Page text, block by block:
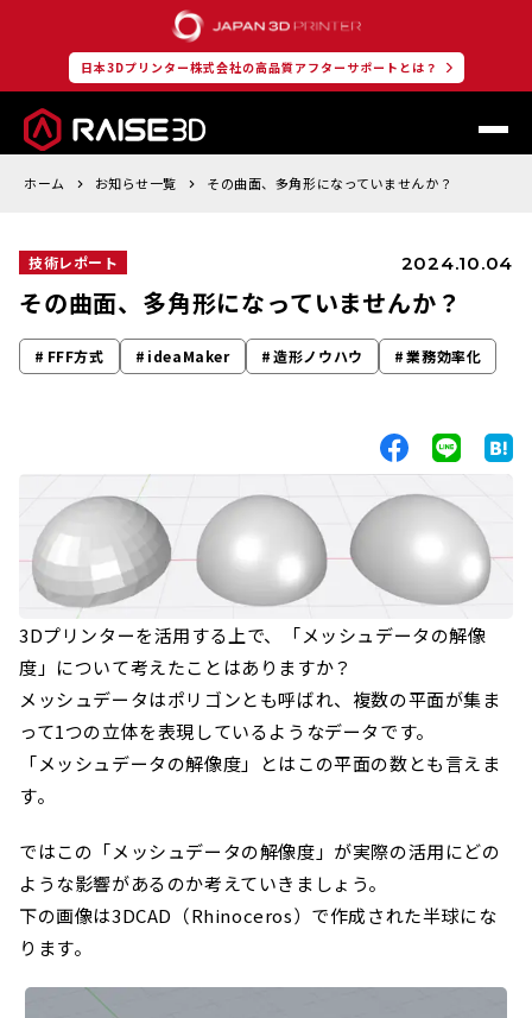
日本3Dプリンター株式会社の高品質アフターサポートとは？
ホーム お知らせ一覧 その曲面、多角形になっていませんか？
技術レポート 2024.10.04
その曲面、多角形になっていませんか？
FFF方式 ideaMaker 造形ノウハウ 業務効率化
3Dプリンターを活用する上で、「メッシュデータの解像
度」について考えたことはありますか？
メッシュデータはポリゴンとも呼ばれ、複数の平面が集ま
って1つの立体を表現しているようなデータです。
「メッシュデータの解像度」とはこの平面の数とも言えま
す。
ではこの「メッシュデータの解像度」が実際の活用にどの
ような影響があるのか考えていきましょう。
下の画像は3DCAD（Rhinoceros）で作成された半球にな
ります。